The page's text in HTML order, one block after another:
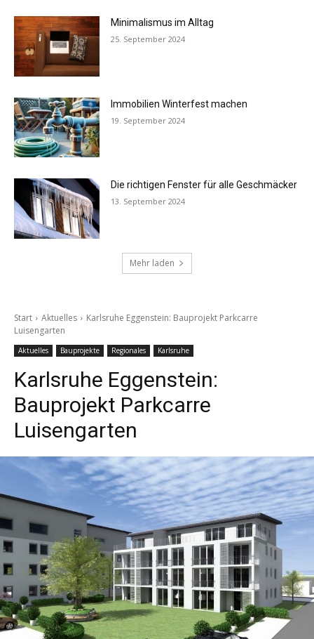
Minimalismus im Alltag
25. September 2024
Immobilien Winterfest machen
19. September 2024
Die richtigen Fenster für alle Geschmäcker
13. September 2024
Mehr laden